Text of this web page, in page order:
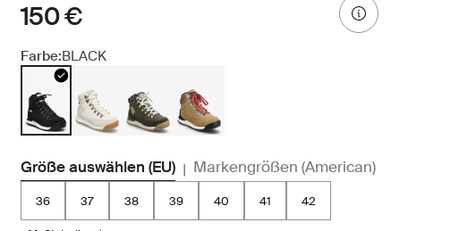
150 €
Farbe:BLACK
Größe auswählen (EU) | Markengrößen (American)
36 37 38 39 40 41 42